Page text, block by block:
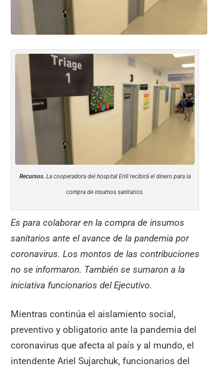
Recursos. La cooperadora del hospital Erill recibirá el dinero para la
compra de insumos sanitarios.
Es para colaborar en la compra de insumos
sanitarios ante el avance de la pandemia por
coronavirus. Los montos de las contribuciones
no se informaron. También se sumaron a la
iniciativa funcionarios del Ejecutivo.
Mientras continúa el aislamiento social,
preventivo y obligatorio ante la pandemia del
coronavirus que afecta al país y al mundo, el
intendente Ariel Sujarchuk, funcionarios del